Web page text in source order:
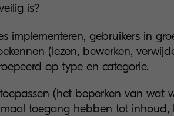
is?
implementeren, gebruikers in
(lezen, bewerken,
op type en categorie.
(het beperken van wat
toegang hebben tot inhoud,